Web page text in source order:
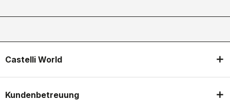
Castelli World
Kundenbetreuung